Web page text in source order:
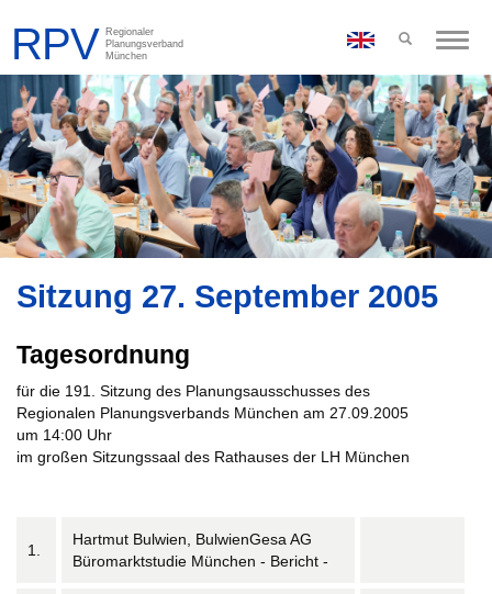
Toggle
Sitzung 27. September 2005
Tagesordnung
für die 191. Sitzung des Planungsausschusses des
Regionalen Planungsverbands München am 27.09.2005
um 14:00 Uhr
im großen Sitzungssaal des Rathauses der LH München
1.
Hartmut Bulwien, BulwienGesa AG
Büromarktstudie München - Bericht -